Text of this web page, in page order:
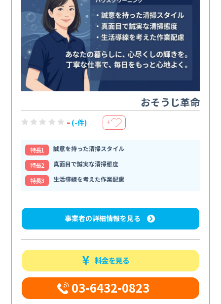
おそうじ革命
- (-件) ＋
特⻑1
誠意を持った清掃スタイル
特⻑2
真面目で誠実な清掃態度
特⻑3
生活導線を考えた作業配慮
事業者の詳細情報を見る
料金を見る
03-6432-0823